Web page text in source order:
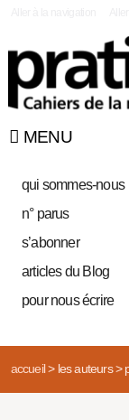
MENU
qui sommes-nous
n° parus
s’abonner
articles du Blog
pour nous écrire
accueil> les auteurs>